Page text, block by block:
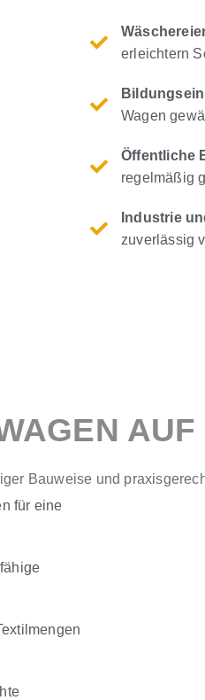
erleichtern
Wagen
Öffentliche
regelmäßig
Industrie
zuverlässig
Bauweise und
für eine